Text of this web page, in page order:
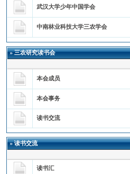
武汉大学少年中国学会
中南林业科技大学三农学会
»三农研究读书会
本会成员
本会事务
读书交流
»读书交流
读书汇